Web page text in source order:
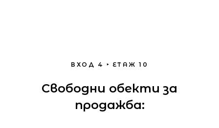
ВХОД 4 ‣ ЕТАЖ 10
Свободни обекти за
продажба: